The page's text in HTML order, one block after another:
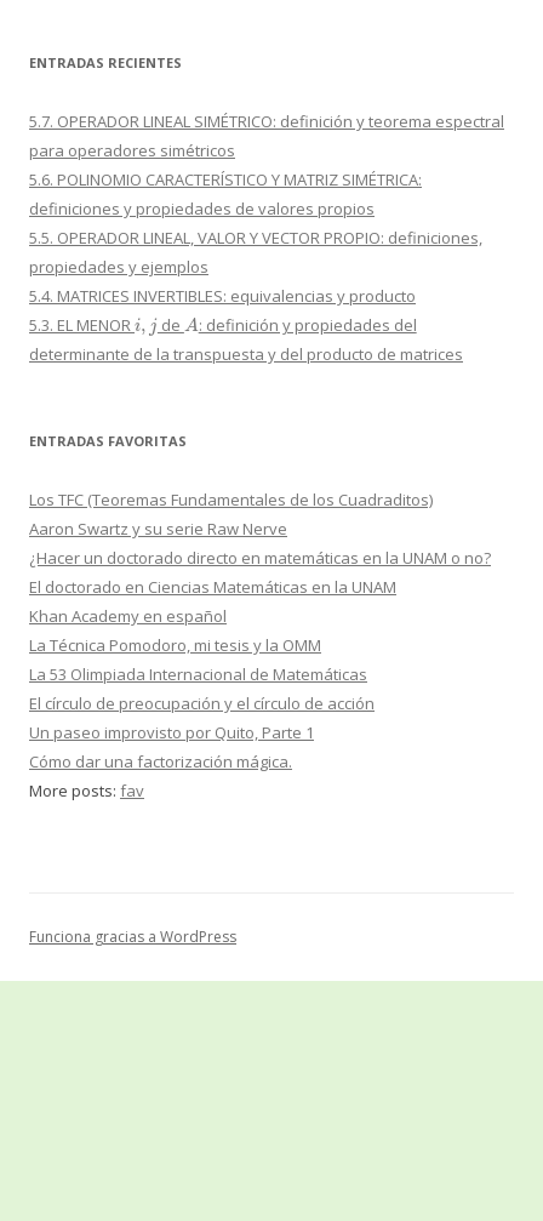
ENTRADAS RECIENTES
5.7. OPERADOR LINEAL SIMÉTRICO: definición y teorema espectral
para operadores simétricos
5.6. POLINOMIO CARACTERÍSTICO Y MATRIZ SIMÉTRICA:
definiciones y propiedades de valores propios
5.5. OPERADOR LINEAL, VALOR Y VECTOR PROPIO: definiciones,
propiedades y ejemplos
5.4. MATRICES INVERTIBLES: equivalencias y producto
5.3. EL MENORi,j de A: definición y propiedades del
determinante de la transpuesta y del producto de matrices
ENTRADAS FAVORITAS
Los TFC (Teoremas Fundamentales de los Cuadraditos)
Aaron Swartz y su serie Raw Nerve
¿Hacer un doctorado directo en matemáticas en la UNAM o no?
El doctorado en Ciencias Matemáticas en la UNAM
Khan Academy en español
La Técnica Pomodoro, mi tesis y la OMM
La 53 Olimpiada Internacional de Matemáticas
El círculo de preocupación y el círculo de acción
Un paseo improvisto por Quito, Parte 1
Cómo dar una factorización mágica.
More posts: fav
Funciona gracias a WordPress